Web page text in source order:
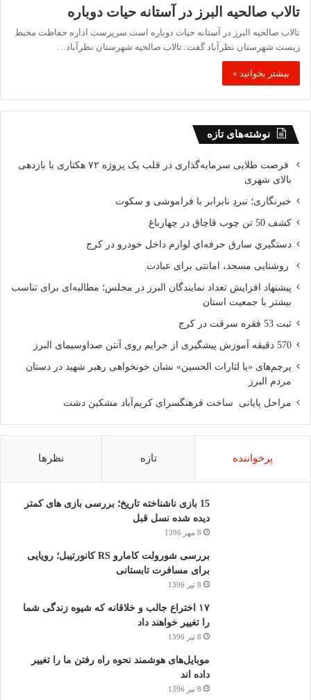
تالاب صالحیه البرز در آستانه حیات دوباره
تالاب صالحیه البرز در آستانه حیات دوباره است سرپرست اداره حفاظت محیط
زیست شهرستان نظرآباد گفت: تالاب صالحیه شهرستان نظرآباد…
بیشتر بخوانید »
نوشته‌های تازه
فرصت طلایی سرمایه‌گذاری در قلب یک پروژه ۷۲ هکتاری با بازدهی
بالای شهری
خبرنگاری؛ نبردِ نابرابر با فراموشی و سکوت
کشف 50 تن چوب قاچاق در چهارباغ
دستگيري سارق حرفه‌اي لوازم داخل خودرو در کرج
روشنایی مسجد، امانتی برای عبادت
پیشنهاد افزایش تعداد نمایندگان البرز در مجلس؛ مطالبه‌ای برای تناسب
بیشتر با جمعیت استان
ثبت 53 فقره سرقت در کرج
570 دقیقه آموزش پیشگیری از جرایم روی آنتن صداوسیمای البرز
پرچم‌های «یا لثارات الحسین» نشان خونخواهی رهبر شهید در دستان
مردم البرز
مراحل پایانی ساخت فرهنگسرای کریم‌آباد مشکین دشت
پرخواننده تازه نظرها
15 بازی ناشناخته تاریخ؛ بررسی بازی های کمتر
دیده شده نسل قبل
8 مهر 1396
بررسی شورولت کامارو RS کانورتیبل؛ رویایی
برای مسافرت تابستانی
8 تیر 1396
۱۷ اختراع جالب و خلاقانه که شیوه زندگی شما
را تغییر خواهند داد
8 تیر 1396
موبایل‌های هوشمند نحوه راه رفتن ما را تغییر
داده اند
8 تیر 1396